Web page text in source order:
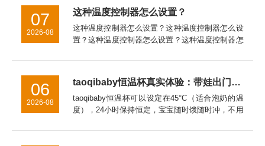
缓慢地调节温度...
这种温度控制器怎么设置？
这种温度控制器怎么设置？这种温度控制器怎么设
置？这种温度控制器怎么设置？这种温度控制器怎
怎么设置Ew一981温度控制器怎么设置泛达p909温
07
2026-08
taoqibaby恒温杯真实体验：带娃出门的“移动温奶站”，对比同类产品优势明显
taoqibaby恒温杯可以设定在45°C（适合泡奶的温
度），24小时保持恒定，宝宝随时饿随时冲，不用
taoqibaby恒温杯已经成为我出门必带的装备。如
06
2026-08